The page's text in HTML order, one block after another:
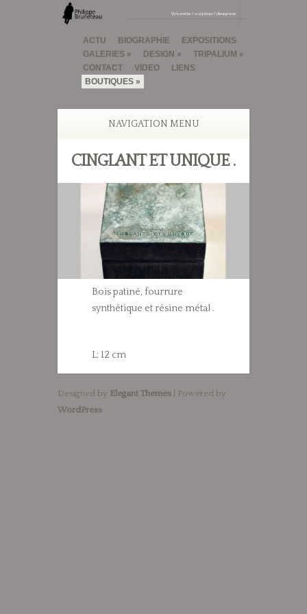
ACTU BIOGRAPHIE
EXPOSITIONS
GALERIES
DESIGN
TRIPALIUM
CONTACT
VIDEO
LIENS
BOUTIQUES
NAVIGATION MENU
CINGLANT ET UNIQUE .
Bois patiné, fourrure
synthétique et résine métal .
L: 12 cm
Designed by Elegant Themes | Powered by
WordPress